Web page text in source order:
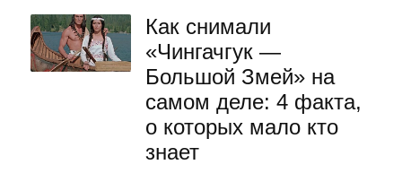
Как снимали
«Чингачгук —
Большой Змей» на
самом деле: 4 факта,
о которых мало кто
знает